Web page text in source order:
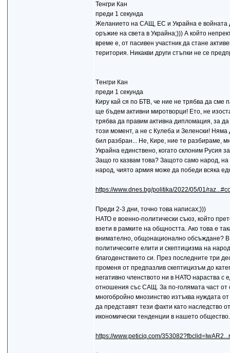
Тенгри Кан
преди 1 секунда
Желанието на САЩ, ЕС и Украйна е войната
оръжие на света в Украйна;))) А който
време е, от пасивен участник да стане
територия. Никакви други стъпки не се
Tенгри Кан
преди 1 секунда
Киру кай ся по БТВ, че ние не трябва да
ще бъдем активни миротворци! Ето, не
трябва да правим активна дипломация, за
този момент, а не с Кулеба и Зеленски!
бил разбран... Не, Кире, ние те разбираме,
Украйна единствено, когато склоним Русия
Защо го казвам това? Защото само народ,
народ, чиято армия може да победи всяка
https://www.dnes.bg/politika/2022/05/01/
Преди 2-3 дни, точно това написах;)))
НАТО е военно-политически съюз, който
взети в рамките на общността. Ако това е
внимателно, общонационално обсъждане? В
политическите елити и скептицизма на
благоденствието си. През последните три
променя от предпазлив скептицизъм до
негативно членството ни в НАТО нараства с
отношения със САЩ. За по-голямата част
многобройно мнозинство изтъква нуждата
да представят тези факти като наследство
икономически тенденции в нашето общество.
https://www.peticiq.com/